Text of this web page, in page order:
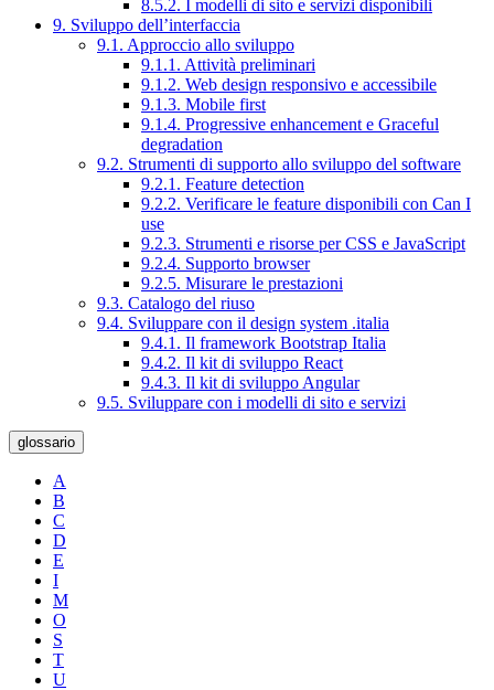
8.5.2. I modelli di sito e servizi disponibili
9. Sviluppo dell’interfaccia
9.1. Approccio allo sviluppo
9.1.1. Attività preliminari
9.1.2. Web design responsivo e accessibile
9.1.3. Mobile first
9.1.4. Progressive enhancement e Graceful
degradation
9.2. Strumenti di supporto allo sviluppo del software
9.2.1. Feature detection
9.2.2. Verificare le feature disponibili con Can I
use
9.2.3. Strumenti e risorse per CSS e JavaScript
9.2.4. Supporto browser
9.2.5. Misurare le prestazioni
9.3. Catalogo del riuso
9.4. Sviluppare con il design system .italia
9.4.1. Il framework Bootstrap Italia
9.4.2. Il kit di sviluppo React
9.4.3. Il kit di sviluppo Angular
9.5. Sviluppare con i modelli di sito e servizi
glossario
A
B
C
D
E
I
M
O
S
T
U